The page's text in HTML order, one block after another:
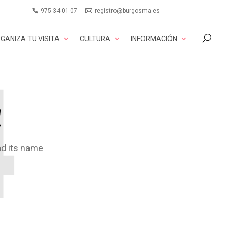
975 34 01 07 registro@burgosma.es
TU VISITA CULTURA INFORMACIÓN
its name